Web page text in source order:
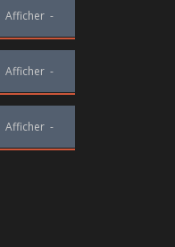
Afficher -
Afficher -
Afficher -